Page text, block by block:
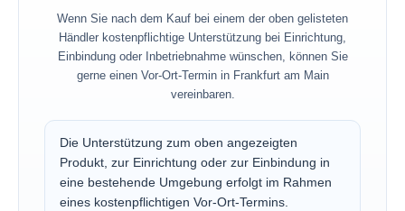
Wenn Sie nach dem Kauf bei einem der oben gelisteten
Händler kostenpflichtige Unterstützung bei Einrichtung,
Einbindung oder Inbetriebnahme wünschen, können Sie
gerne einen Vor-Ort-Termin in Frankfurt am Main
vereinbaren.
Die Unterstützung zum oben angezeigten
Produkt, zur Einrichtung oder zur Einbindung in
eine bestehende Umgebung erfolgt im Rahmen
eines kostenpflichtigen Vor-Ort-Termins.